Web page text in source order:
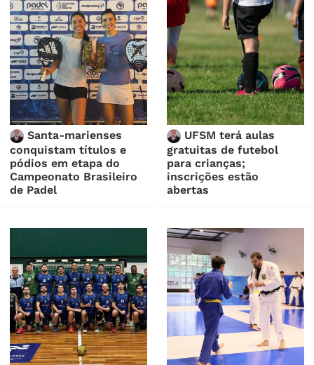
Santa-marienses
conquistam títulos e
pódios em etapa do
Campeonato Brasileiro
de Padel
UFSM terá aulas
gratuitas de futebol
para crianças;
inscrições estão
abertas